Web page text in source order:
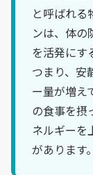
と呼ばれる
ンは、体の
を活発にす
つまり、安
ー量が増え
の食事を摂
ネルギーを
があります。